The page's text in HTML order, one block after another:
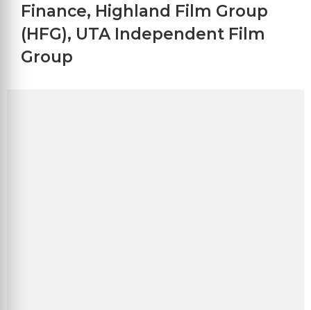
Finance, Highland Film Group
(HFG), UTA Independent Film
Group